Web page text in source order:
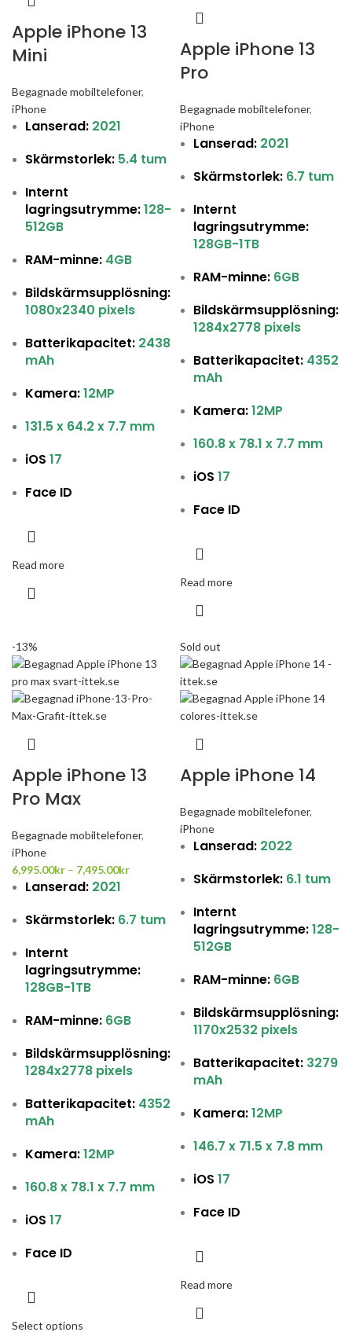
Apple iPhone 13
Mini
Begagnade mobiltelefoner,
iPhone
Lanserad: 2021
Skärmstorlek: 5.4 tum
Internt
lagringsutrymme:128-
512GB
RAM-minne: 4GB
Bildskärmsupplösning:
1080x2340 pixels
Batterikapacitet: 2438
mAh
Kamera:12MP
131.5 x 64.2 x 7.7 mm
iOS 17
Face ID
Read more
Apple iPhone 13
Pro
Begagnade mobiltelefoner,
iPhone
Lanserad: 2021
Skärmstorlek: 6.7 tum
Internt
lagringsutrymme:
128GB-1TB
RAM-minne: 6GB
Bildskärmsupplösning:
1284x2778 pixels
Batterikapacitet: 4352
mAh
Kamera:12MP
160.8 x 78.1 x 7.7 mm
iOS 17
Face ID
Read more
-13%
Apple iPhone 13
Pro Max
Begagnade mobiltelefoner,
iPhone
6,995.00kr – 7,495.00kr
Lanserad: 2021
Skärmstorlek: 6.7 tum
Internt
lagringsutrymme:
128GB-1TB
RAM-minne: 6GB
Bildskärmsupplösning:
1284x2778 pixels
Batterikapacitet: 4352
mAh
Kamera:12MP
160.8 x 78.1 x 7.7 mm
iOS 17
Face ID
Select options
Sold out
Apple iPhone 14
Begagnade mobiltelefoner,
iPhone
Lanserad: 2022
Skärmstorlek: 6.1 tum
Internt
lagringsutrymme:128-
512GB
RAM-minne: 6GB
Bildskärmsupplösning:
1170x2532 pixels
Batterikapacitet: 3279
mAh
Kamera:12MP
146.7 x 71.5 x 7.8 mm
iOS 17
Face ID
Read more